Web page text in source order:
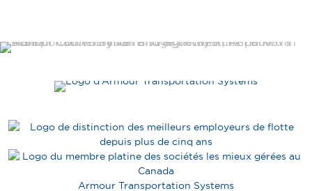
Armour Transportation Systems